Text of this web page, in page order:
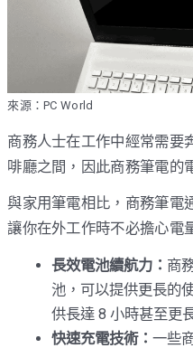
來源：PC World
商務人士在工作中經常需要
啡廳之間，因此商務筆電的
與家用筆電相比，商務筆電
讓你在外工作時不必擔心電
長效電池續航力： 商
池，可以提供更長的
供長達 8 小時甚至更
快速充電技術：一些